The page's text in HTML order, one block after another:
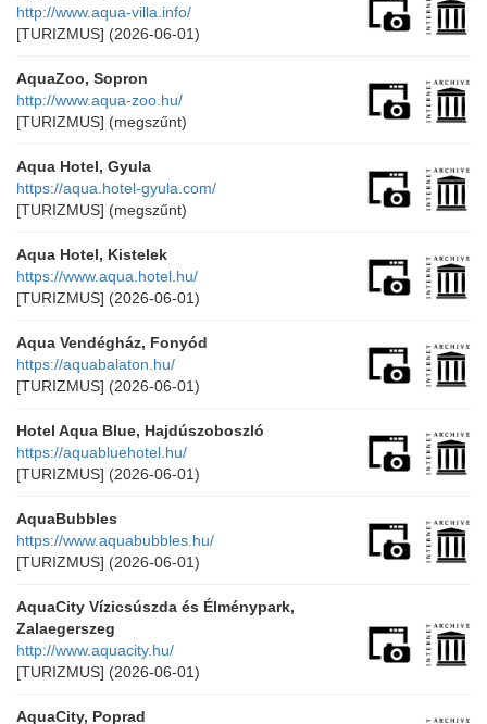
http://www.aqua-villa.info/
[TURIZMUS] (2026-06-01)
AquaZoo, Sopron
http://www.aqua-zoo.hu/
[TURIZMUS] (megszűnt)
Aqua Hotel, Gyula
https://aqua.hotel-gyula.com/
[TURIZMUS] (megszűnt)
Aqua Hotel, Kistelek
https://www.aqua.hotel.hu/
[TURIZMUS] (2026-06-01)
Aqua Vendégház, Fonyód
https://aquabalaton.hu/
[TURIZMUS] (2026-06-01)
Hotel Aqua Blue, Hajdúszoboszló
https://aquabluehotel.hu/
[TURIZMUS] (2026-06-01)
AquaBubbles
https://www.aquabubbles.hu/
[TURIZMUS] (2026-06-01)
AquaCity Vízicsúszda és Élménypark,
Zalaegerszeg
http://www.aquacity.hu/
[TURIZMUS] (2026-06-01)
AquaCity, Poprad